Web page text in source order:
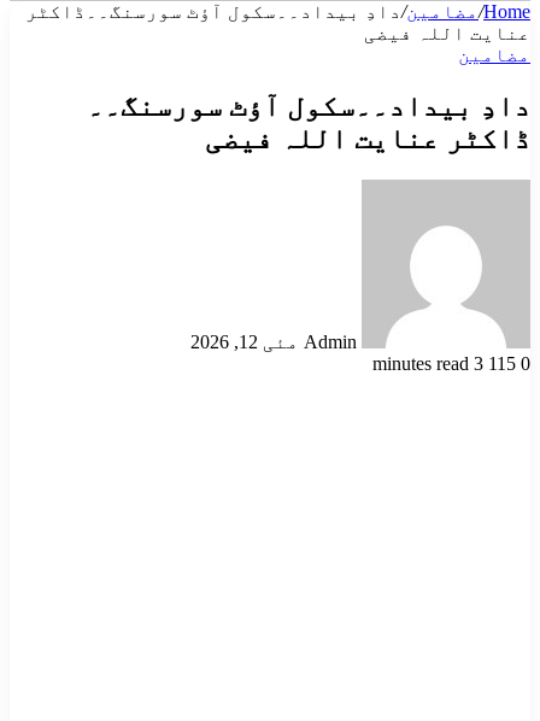
Home
/مضامین/دادِ بیداد۔۔سکول آؤٹ سورسنگ۔۔ڈاکٹر
عنایت اللہ فیضی
مضامین
دادِ بیداد۔۔سکول آؤٹ سورسنگ۔۔
ڈاکٹر عنایت اللہ فیضی
Admin مئی 12, 2026
0
3 minutes read